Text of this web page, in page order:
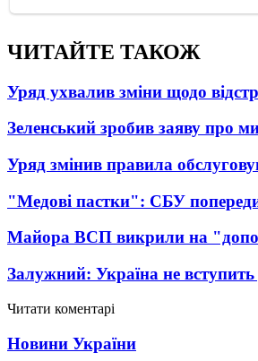
ЧИТАЙТЕ ТАКОЖ
Уряд ухвалив зміни щодо
Зеленський зробив заяву про
Уряд змінив правила
"Медові пастки": СБУ
Майора ВСП викрили на
Залужний: Україна не
Читати коментарі
Новини України